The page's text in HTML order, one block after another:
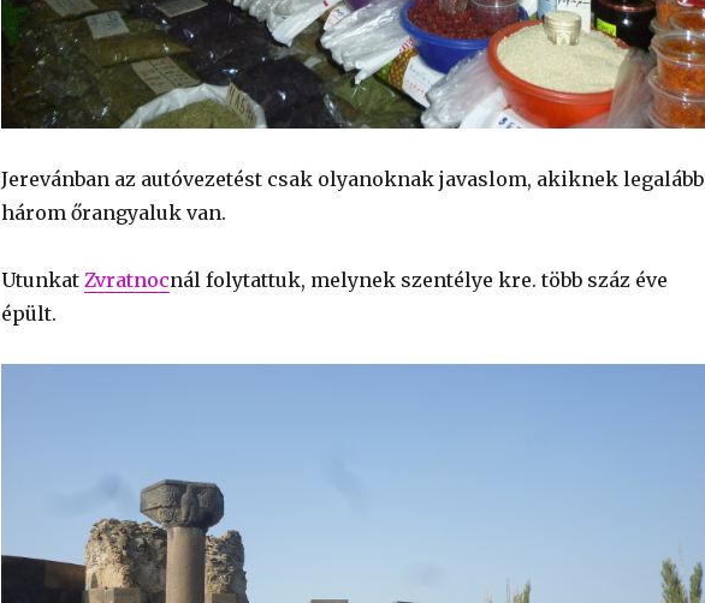
Jerevánban az autóvezetést csak olyanoknak javaslom, akiknek legalább
három őrangyaluk van.
Utunkat Zvratnocnál folytattuk, melynek szentélye kre. több száz éve
épült.